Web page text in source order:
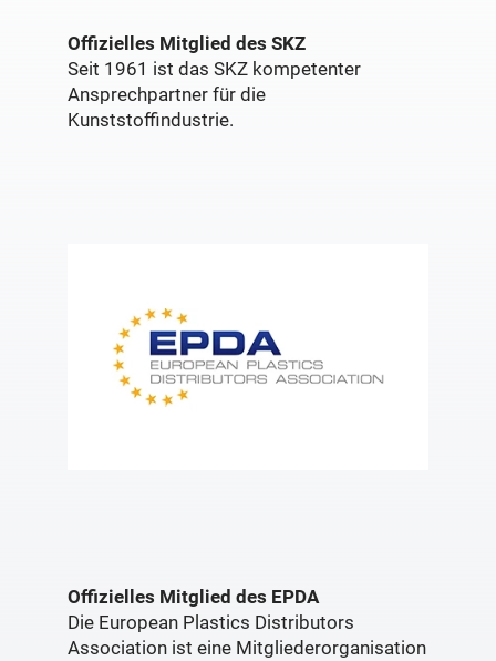
Offizielles Mitglied des SKZ
Seit 1961 ist das SKZ kompetenter
Ansprechpartner für die
Kunststoffindustrie.
Offizielles Mitglied des EPDA
Die European Plastics Distributors
Association ist eine Mitgliederorganisation